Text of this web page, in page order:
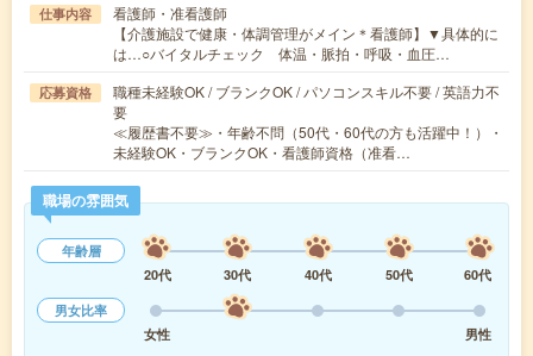
仕事内容
看護師・准看護師
【介護施設で健康・体調管理がメイン＊看護師】▼具体的に
は…○バイタルチェック 体温・脈拍・呼吸・血圧…
応募資格
職種未経験OK / ブランクOK / パソコンスキル不要 / 英語力不
要
≪履歴書不要≫・年齢不問（50代・60代の方も活躍中！）・
未経験OK・ブランクOK・看護師資格（准看…
職場の雰囲気
年齢層
20代
30代 40代 50代
60代
男女比率
女性
男性